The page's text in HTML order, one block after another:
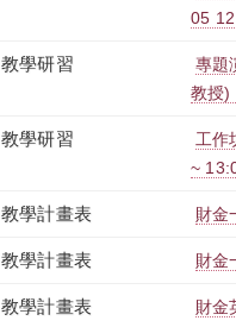
05
教學研習
專題
教授)
教學研習
工作
~
教學計畫表 財金
教學計畫表 財金
教學計畫表 財金